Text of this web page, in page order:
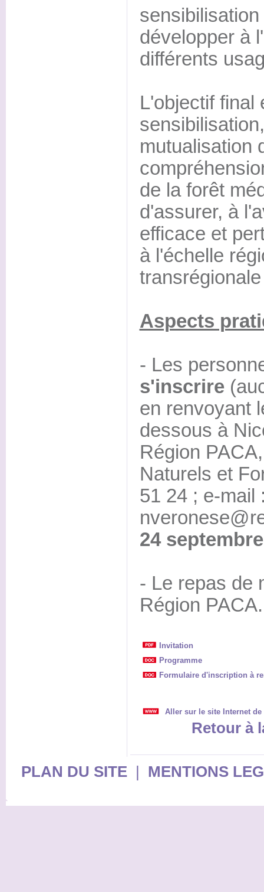
développer à
différents
L'objectif final
mutualisation
de la forêt
d'assurer, à
efficace et
à l'échelle
Aspects
- Les
s'inscrire
en renvoyant
dessous à
Région
Naturels et
51 24 ; e-mail
24
- Le repas de
Région PACA.
Invitation
Programme
Formulaire d'inscription à
Aller sur le site Internet de
Retour à
PLAN DU SITE| MENTIONS